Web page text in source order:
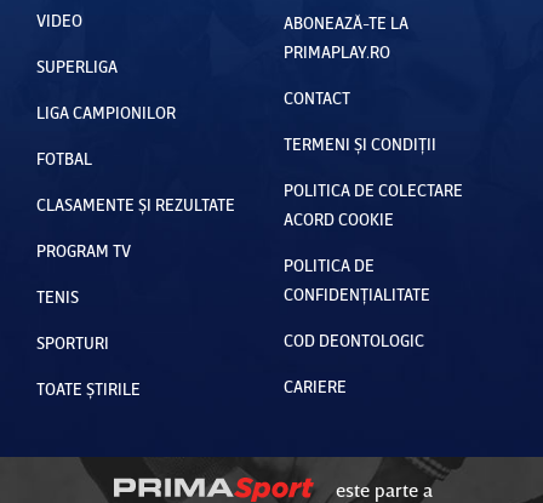
VIDEO
SUPERLIGA
LIGA CAMPIONILOR
FOTBAL
CLASAMENTE ȘI REZULTATE
PROGRAM TV
TENIS
SPORTURI
TOATE ȘTIRILE
ABONEAZĂ-TE LA
PRIMAPLAY.RO
CONTACT
TERMENI ȘI CONDIȚII
POLITICA DE COLECTARE
ACORD COOKIE
POLITICA DE
CONFIDENȚIALITATE
COD DEONTOLOGIC
CARIERE
este parte a